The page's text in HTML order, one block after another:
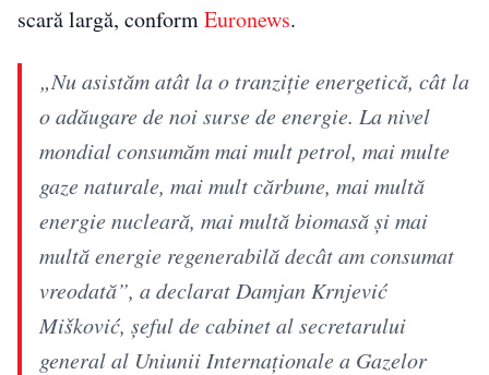
scară largă, conformEuronews.
„Nu asistăm atât la o tranziție energetică, cât la
o adăugare de noi surse de energie. La nivel
mondial consumăm mai mult petrol, mai multe
gaze naturale, mai mult cărbune, mai multă
energie nucleară, mai multă biomasă și mai
multă energie regenerabilă decât am consumat
vreodată”, a declarat Damjan Krnjević
Mišković, șeful de cabinet al secretarului
general al Uniunii Internaționale a Gazelor